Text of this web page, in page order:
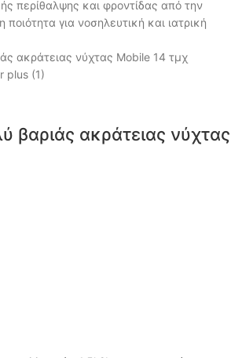
βαριάς ακράτειας νύχτας